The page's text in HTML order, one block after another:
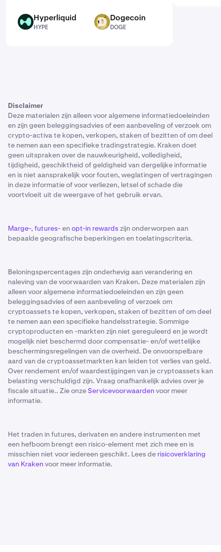
HYPE Hyperliquid
HYPE
DOGE Dogecoin
DOGE
Disclaimer
Deze materialen zijn alleen voor algemene informatiedoeleinden
en zijn geen beleggingsadvies of een aanbeveling of verzoek om
crypto-activa te kopen, verkopen, staken of bezitten of om deel
te nemen aan een specifieke tradingstrategie. Kraken doet
geen uitspraken over de nauwkeurigheid, volledigheid,
tijdigheid, geschiktheid of geldigheid van dergelijke informatie
en is niet aansprakelijk voor fouten, weglatingen of vertragingen
in deze informatie of voor verliezen, letsel of schade die
voortvloeit uit de weergave of het gebruik ervan.
Marge-, futures-en opt-in rewards zijn onderworpen aan
bepaalde geografische beperkingen en toelatingscriteria.
Beloningspercentages zijn onderhevig aan verandering en
naleving van de voorwaarden van Kraken. Deze materialen zijn
alleen voor algemene informatiedoeleinden en zijn geen
beleggingsadvies of een aanbeveling of verzoek om
cryptoassets te kopen, verkopen, staken of bezitten of om deel
te nemen aan een specifieke handelsstrategie. Sommige
cryptoproducten en -markten zijn niet gereguleerd en je wordt
mogelijk niet beschermd door compensatie- en/of wettelijke
beschermingsregelingen van de overheid. De onvoorspelbare
aard van de cryptoassetmarkten kan leiden tot verlies van geld.
Over rendement en/of waardestijgingen van je cryptoassets kan
belasting verschuldigd zijn. Vraag onafhankelijk advies over je
fiscale situatie.. Zie onzeServicevoorwaarden voor meer
informatie.
Het traden in futures, derivaten en andere instrumenten met
een hefboom brengt een risico-element met zich mee en is
misschien niet voor iedereen geschikt. Lees de risicoverklaring
van Kraken voor meer informatie.